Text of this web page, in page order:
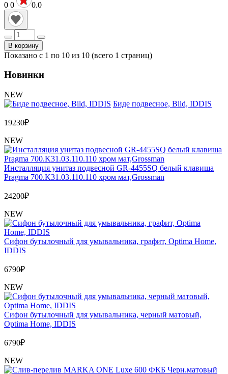
0 0 0.0
В корзину
Показано с 1 по 10 из 10 (всего 1 страниц)
Новинки
NEW
Биде подвесное, Bild, IDDIS
19230₽
NEW
Инсталляция унитаз подвесной GR-4455SQ белый клавиша
Pragma 700.K31.03.110.110 хром мат,Grossman
24200₽
NEW
Сифон бутылочный для умывальника, графит, Optima Home,
IDDIS
6790₽
NEW
Сифон бутылочный для умывальника, черный матовый,
Optima Home, IDDIS
6790₽
NEW